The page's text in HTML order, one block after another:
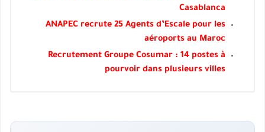
Casablanca
ANAPEC recrute 25 Agents d’Escale pour les
aéroports au Maroc
Recrutement Groupe Cosumar : 14 postes à
pourvoir dans plusieurs villes